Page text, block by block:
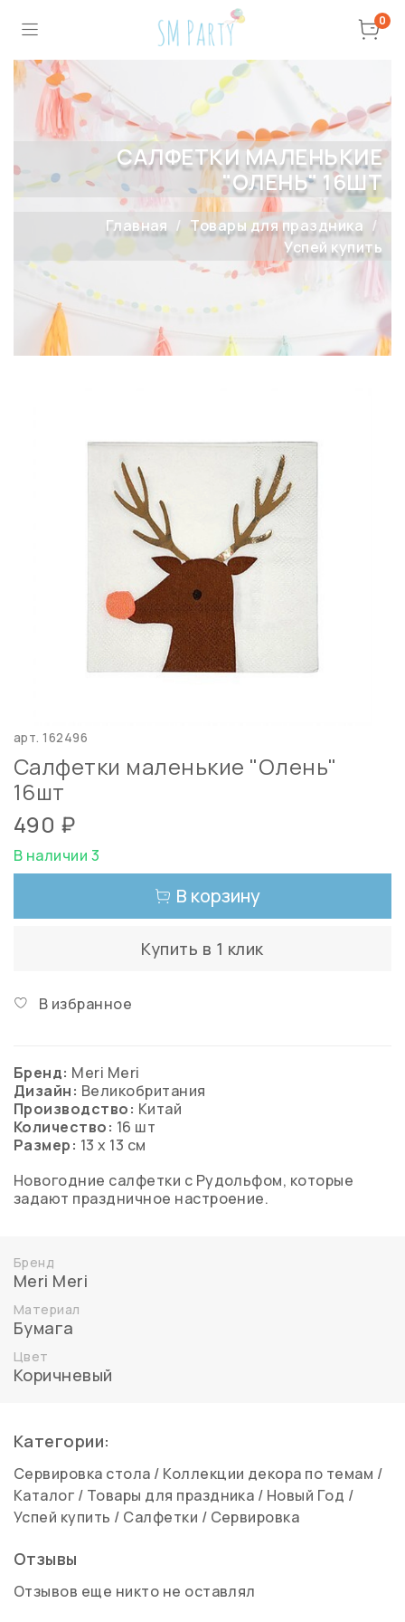
0
САЛФЕТКИ МАЛЕНЬКИЕ
"ОЛЕНЬ" 16ШТ
Главная
Товары для праздника
Успей купить
арт.162496
Салфетки маленькие "Олень"
16шт
490 ₽
В наличии 3
В корзину
Купить в 1 клик
В избранное
Бренд: Meri Meri
Дизайн: Великобритания
Производство: Китай
Количество: 16 шт
Размер: 13 х 13 см
Новогодние салфетки с Рудольфом, которые
задают праздничное настроение.
Бренд
Meri Meri
Материал
Бумага
Цвет
Коричневый
Категории:
Сервировка стола / Коллекции декора по темам /
Каталог / Товары для праздника / Новый Год /
Успей купить / Салфетки / Сервировка
Отзывы
Отзывов еще никто не оставлял